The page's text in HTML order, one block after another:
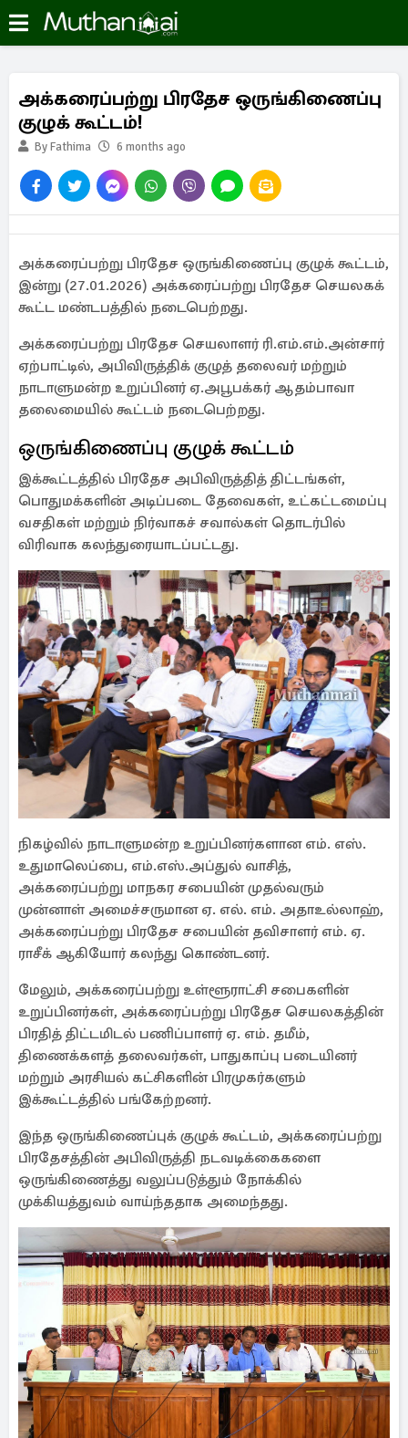
அக்கரைப்பற்று பிரதேச ஒருங்கிணைப்பு
குழுக் கூட்டம்!
By Fathima 6 months ago
அக்கரைப்பற்று பிரதேச ஒருங்கிணைப்பு குழுக் கூட்டம்,
இன்று (27.01.2026) அக்கரைப்பற்று பிரதேச செயலகக்
கூட்ட மண்டபத்தில் நடைபெற்றது.
அக்கரைப்பற்று பிரதேச செயலாளர் ரி.எம்.எம்.அன்சார்
ஏற்பாட்டில், அபிவிருத்திக் குழுத் தலைவர் மற்றும்
நாடாளுமன்ற உறுப்பினர் ஏ.அபூபக்கர் ஆதம்பாவா
தலைமையில் கூட்டம் நடைபெற்றது.
ஒருங்கிணைப்பு குழுக் கூட்டம்
இக்கூட்டத்தில் பிரதேச அபிவிருத்தித் திட்டங்கள்,
பொதுமக்களின் அடிப்படை தேவைகள், உட்கட்டமைப்பு
வசதிகள் மற்றும் நிர்வாகச் சவால்கள் தொடர்பில்
விரிவாக கலந்துரையாடப்பட்டது.
நிகழ்வில் நாடாளுமன்ற உறுப்பினர்களான எம். எஸ்.
உதுமாலெப்பை, எம்.எஸ்.அப்துல் வாசித்,
அக்கரைப்பற்று மாநகர சபையின் முதல்வரும்
முன்னாள் அமைச்சருமான ஏ. எல். எம். அதாஉல்லாஹ்,
அக்கரைப்பற்று பிரதேச சபையின் தவிசாளர் எம். ஏ.
ராசீக் ஆகியோர் கலந்து கொண்டனர்.
மேலும், அக்கரைப்பற்று உள்ளூராட்சி சபைகளின்
உறுப்பினர்கள், அக்கரைப்பற்று பிரதேச செயலகத்தின்
பிரதித் திட்டமிடல் பணிப்பாளர் ஏ. எம். தமீம்,
திணைக்களத் தலைவர்கள், பாதுகாப்பு படையினர்
மற்றும் அரசியல் கட்சிகளின் பிரமுகர்களும்
இக்கூட்டத்தில் பங்கேற்றனர்.
இந்த ஒருங்கிணைப்புக் குழுக் கூட்டம், அக்கரைப்பற்று
பிரதேசத்தின் அபிவிருத்தி நடவடிக்கைகளை
ஒருங்கிணைத்து வலுப்படுத்தும் நோக்கில்
முக்கியத்துவம் வாய்ந்ததாக அமைந்தது.